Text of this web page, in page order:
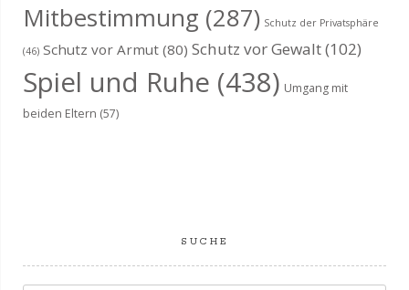
Mitbestimmung (287) Schutz der Privatsphäre
(46) Schutz vor Armut (80) Schutz vor Gewalt(102)
Spiel und Ruhe (438) Umgang mit
beiden Eltern (57)
SUCHE